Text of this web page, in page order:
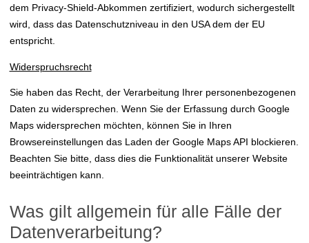
dem Privacy-Shield-Abkommen zertifiziert, wodurch sichergestellt
wird, dass das Datenschutzniveau in den USA dem der EU
entspricht.
Widerspruchsrecht
Sie haben das Recht, der Verarbeitung Ihrer personenbezogenen
Daten zu widersprechen. Wenn Sie der Erfassung durch Google
Maps widersprechen möchten, können Sie in Ihren
Browsereinstellungen das Laden der Google Maps API blockieren.
Beachten Sie bitte, dass dies die Funktionalität unserer Website
beeinträchtigen kann.
Was gilt allgemein für alle Fälle der
Datenverarbeitung?